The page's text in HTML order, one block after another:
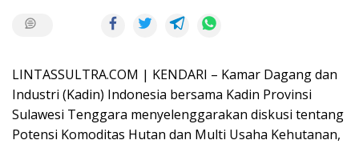
LINTASSULTRA.COM | KENDARI – Kamar Dagang dan
Industri (Kadin) Indonesia bersama Kadin Provinsi
Sulawesi Tenggara menyelenggarakan diskusi tentang
Potensi Komoditas Hutan dan Multi Usaha Kehutanan,